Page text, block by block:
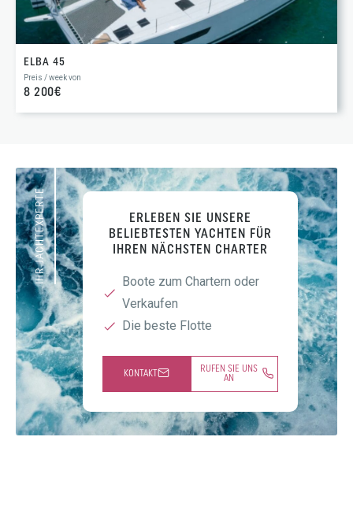
ELBA 45
Preis / week von
8 200€
IHR JACHTEXPERTE
ERLEBEN SIE UNSERE
BELIEBTESTEN YACHTEN FÜR
IHREN NÄCHSTEN CHARTER
Boote zum Chartern oder
Verkaufen
Die beste Flotte
KONTAKT
RUFEN SIE UNS
AN